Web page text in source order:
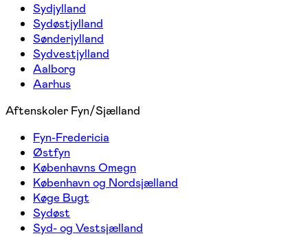
Sydjylland
Sydøstjylland
Sønderjylland
Sydvestjylland
Aalborg
Aarhus
Aftenskoler Fyn/Sjælland
Fyn-Fredericia
Østfyn
Københavns Omegn
København og Nordsjælland
Køge Bugt
Sydøst
Syd- og Vestsjælland